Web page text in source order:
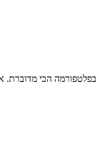
בפלטפורמה הכי